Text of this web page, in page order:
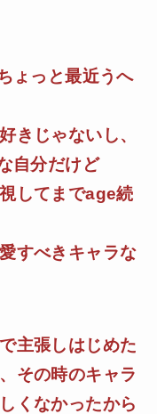
ょっと最近うへ
きじゃないし、
自分だけど
してまでage続
すべきキャラな
主張しはじめた
その時のキャラ
くなかったから